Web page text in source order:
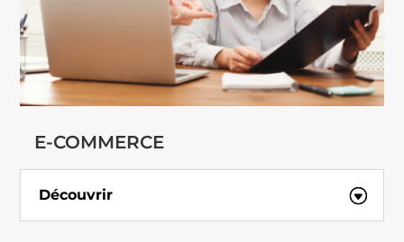
E-COMMERCE
Découvrir